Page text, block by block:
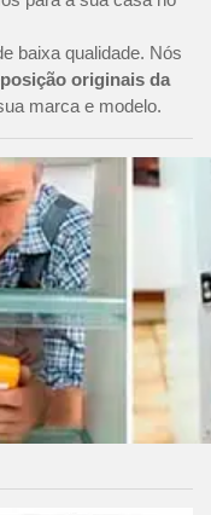
baixa qualidade. Nós
originais da
marca e modelo.